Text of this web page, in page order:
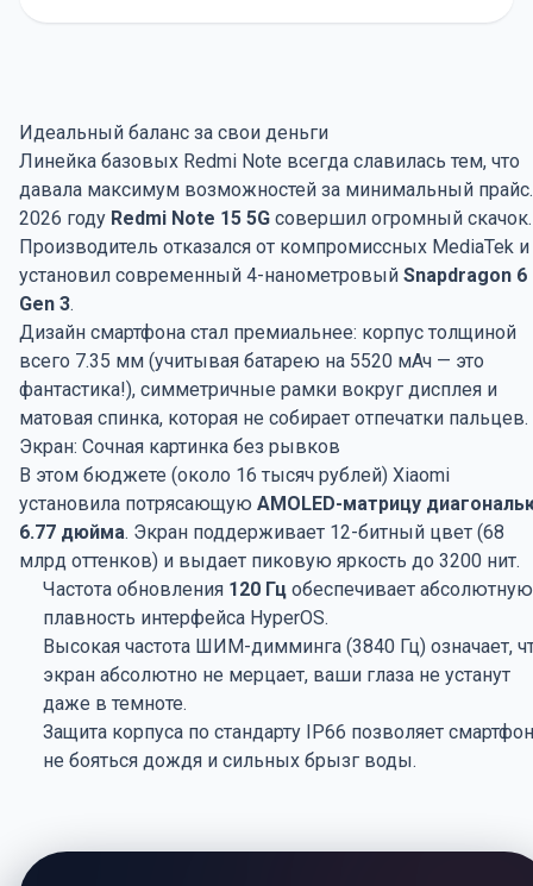
Идеальный баланс за свои деньги
Линейка базовых Redmi Note всегда славилась тем, что
давала максимум возможностей за минимальный
2026 году Redmi Note 15 5G совершил огромный скачок.
Производитель отказался от компромиссных MediaTek и
установил современный 4-нанометровый Snapdragon 6
Gen 3.
Дизайн смартфона стал премиальнее: корпус толщиной
всего 7.35 мм (учитывая батарею на 5520 мАч — это
фантастика!), симметричные рамки вокруг дисплея и
матовая спинка, которая не собирает отпечатки пальцев.
Экран: Сочная картинка без рывков
В этом бюджете (около 16 тысяч рублей) Xiaomi
установила потрясающую AMOLED-матрицу
6.77 дюйма. Экран поддерживает 12-битный цвет (68
млрд оттенков) и выдает пиковую яркость до 3200 нит.
Частота обновления 120 Гц обеспечивает абсолютную
плавность интерфейса HyperOS.
Высокая частота ШИМ-димминга (3840 Гц) означает,
экран абсолютно не мерцает, ваши глаза не устанут
даже в темноте.
Защита корпуса по стандарту IP66 позволяет
не бояться дождя и сильных брызг воды.